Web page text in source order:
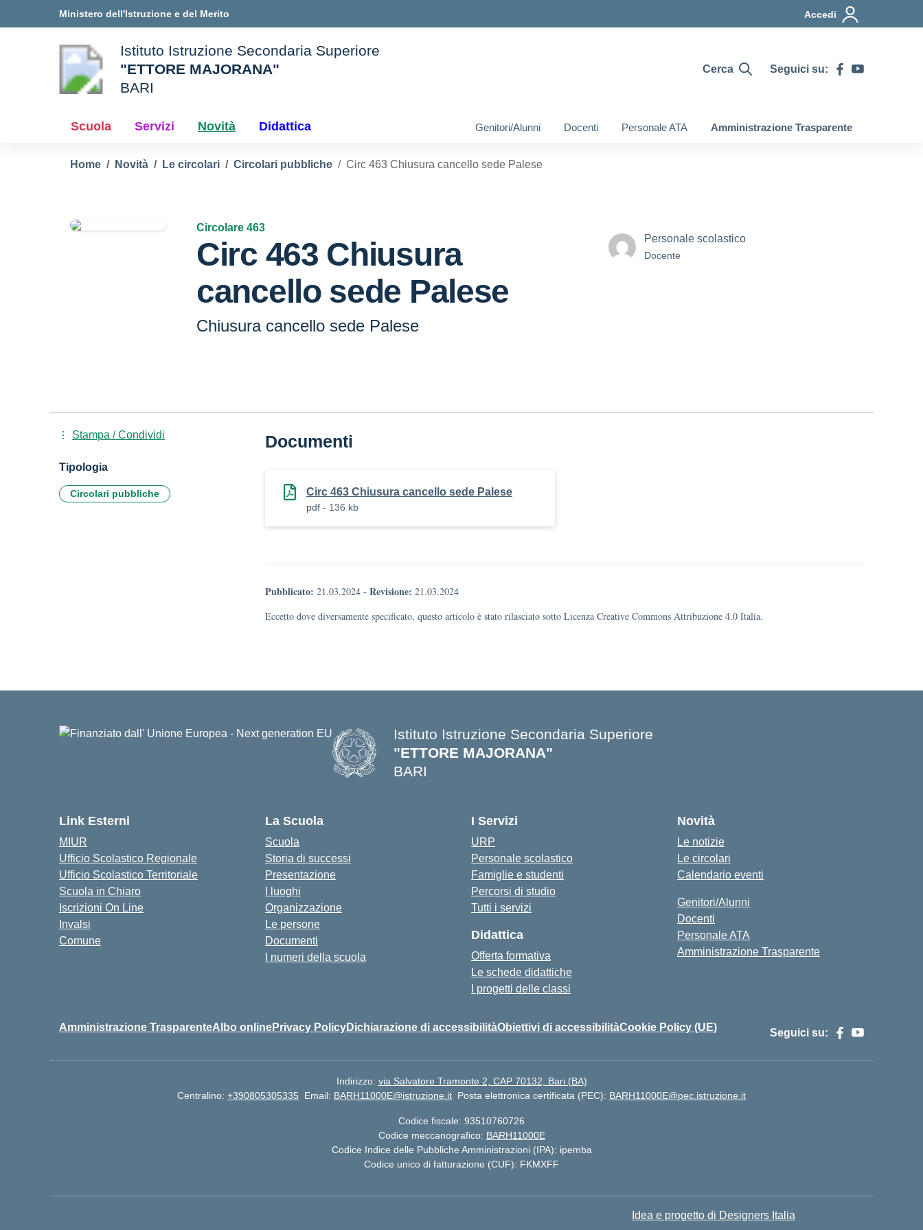
Ministero dell'Istruzione e del Merito Accedi
scuola
Istituto Istruzione Secondaria Superiore
"ETTORE MAJORANA"
BARI
Cerca Seguici su:
Scuola Servizi Novità Didattica Genitori/Alunni Docenti Personale ATA Amministrazione Trasparente
Home Novità Le circolari Circolari pubbliche Circ 463 Chiusura cancello sede Palese
Circolare 463
Circ 463 Chiusura
cancello sede Palese
Chiusura cancello sede Palese
Personale scolastico
Docente
Documenti
Circ 463 Chiusura cancello sede Palese
pdf - 136 kb
Pubblicato: 21.03.2024 - Revisione: 21.03.2024
Eccetto dove diversamente specificato, questo articolo è stato rilasciato sotto Licenza Creative Commons Attribuzione 4.0 Italia.
Stampa / Condividi
Tipologia
Circolari pubbliche
Istituto Istruzione Secondaria Superiore
"ETTORE MAJORANA"
BARI
Link Esterni
MIUR
Ufficio Scolastico Regionale
Ufficio Scolastico Territoriale
Scuola in Chiaro
Iscrizioni On Line
Invalsi
Comune
La Scuola
Scuola
Storia di successi
Presentazione
I luoghi
Organizzazione
Le persone
Documenti
I numeri della scuola
I Servizi
URP
Personale scolastico
Famiglie e studenti
Percorsi di studio
Tutti i servizi
Didattica
Offerta formativa
Le schede didattiche
I progetti delle classi
Novità
Le notizie
Le circolari
Calendario eventi
Genitori/Alunni
Docenti
Personale ATA
Amministrazione Trasparente
Amministrazione TrasparenteAlbo onlinePrivacy PolicyDichiarazione di accessibilitàObiettivi di accessibilitàCookie Policy (UE) Seguici su:
Indirizzo: via Salvatore Tramonte 2, CAP 70132, Bari (BA)
Centralino: +390805305335 Email: BARH11000E@istruzione.it Posta elettronica certificata (PEC): BARH11000E@pec.istruzione.it
Codice fiscale: 93510760726
Codice meccanografico: BARH11000E
Codice Indice delle Pubbliche Amministrazioni (IPA): ipemba
Codice unico di fatturazione (CUF): FKMXFF
Idea e progetto di Designers Italia